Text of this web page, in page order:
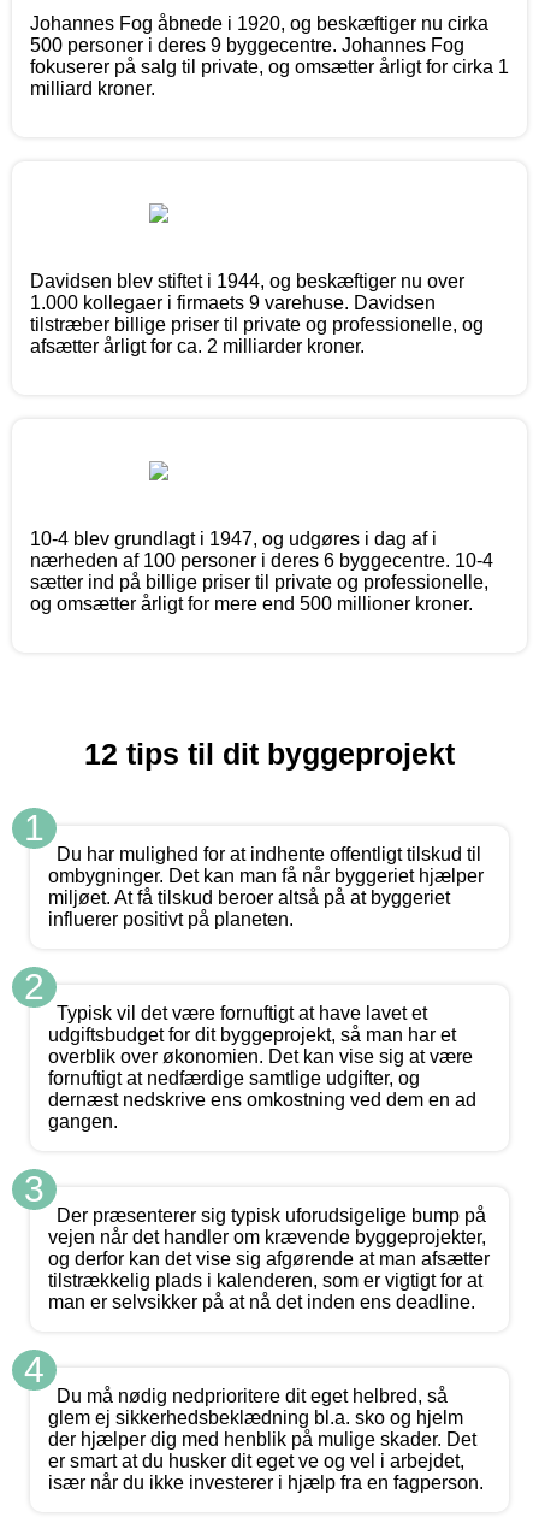
Johannes Fog åbnede i 1920, og beskæftiger nu cirka
500 personer i deres 9 byggecentre. Johannes Fog
fokuserer på salg til private, og omsætter årligt for cirka 1
milliard kroner.
Davidsen blev stiftet i 1944, og beskæftiger nu over
1.000 kollegaer i firmaets 9 varehuse. Davidsen
tilstræber billige priser til private og professionelle, og
afsætter årligt for ca. 2 milliarder kroner.
10-4 blev grundlagt i 1947, og udgøres i dag af i
nærheden af 100 personer i deres 6 byggecentre. 10-4
sætter ind på billige priser til private og professionelle,
og omsætter årligt for mere end 500 millioner kroner.
12 tips til dit byggeprojekt
1
Du har mulighed for at indhente offentligt tilskud til
ombygninger. Det kan man få når byggeriet hjælper
miljøet. At få tilskud beroer altså på at byggeriet
influerer positivt på planeten.
2
Typisk vil det være fornuftigt at have lavet et
udgiftsbudget for dit byggeprojekt, så man har et
overblik over økonomien. Det kan vise sig at være
fornuftigt at nedfærdige samtlige udgifter, og
dernæst nedskrive ens omkostning ved dem en ad
gangen.
3
Der præsenterer sig typisk uforudsigelige bump på
vejen når det handler om krævende byggeprojekter,
og derfor kan det vise sig afgørende at man afsætter
tilstrækkelig plads i kalenderen, som er vigtigt for at
man er selvsikker på at nå det inden ens deadline.
4
Du må nødig nedprioritere dit eget helbred, så
glem ej sikkerhedsbeklædning bl.a. sko og hjelm
der hjælper dig med henblik på mulige skader. Det
er smart at du husker dit eget ve og vel i arbejdet,
især når du ikke investerer i hjælp fra en fagperson.